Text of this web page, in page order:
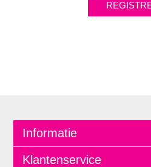
Informatie
Klantenservice